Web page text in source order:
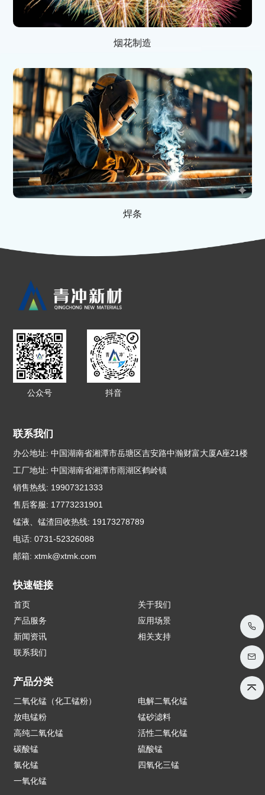
烟花制造
焊条
公众号 抖音
联系我们
办公地址: 中国湖南省湘潭市岳塘区吉安路中瀚财富大厦A座21楼
工厂地址: 中国湖南省湘潭市雨湖区鹤岭镇
销售热线: 19907321333
售后客服: 17773231901
锰液、锰渣回收热线: 19173278789
电话: 0731-52326088
邮箱:xtmk@xtmk.com
快速链接
首页
关于我们
产品服务
应用场景
新闻资讯
相关支持
联系我们
产品分类
二氧化锰（化工锰粉）
电解二氧化锰
放电锰粉
锰砂滤料
高纯二氧化锰
活性二氧化锰
碳酸锰
硫酸锰
氯化锰
四氧化三锰
一氧化锰